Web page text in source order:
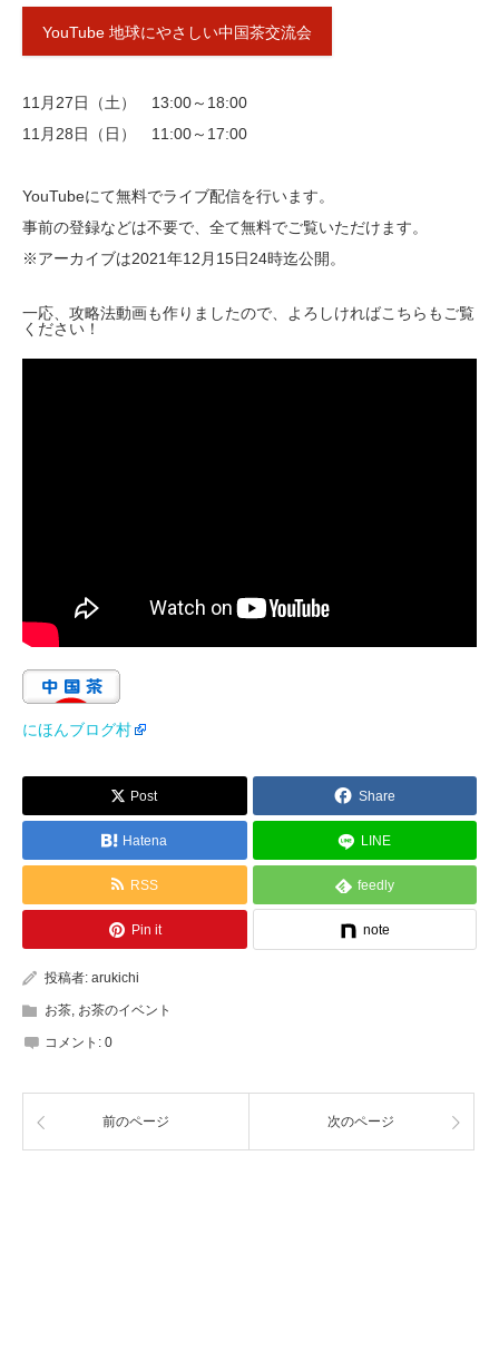
YouTube 地球にやさしい中国茶交流会
11月27日（土） 13:00～18:00
11月28日（日） 11:00～17:00
YouTubeにて無料でライブ配信を行います。
事前の登録などは不要で、全て無料でご覧いただけます。
※アーカイブは2021年12月15日24時迄公開。
一応、攻略法動画も作りましたので、よろしければこちらもご覧
ください！
にほんブログ村
Post Share
Hatena LINE
RSS feedly
Pin it note
投稿者: arukichi
お茶, お茶のイベント
コメント: 0
前のページ 次のページ